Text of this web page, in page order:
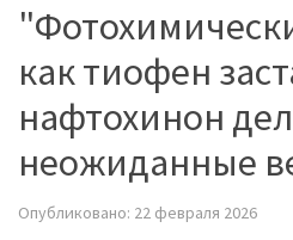
как тиофен
нафтохинон
неожиданные
Опубликовано: 22 февраля 2026